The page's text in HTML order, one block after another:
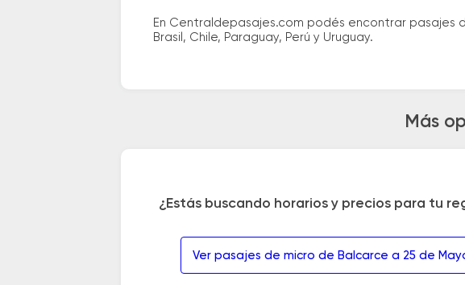
En Centraldepasajes.com podés encontrar pasajes
Brasil, Chile, Paraguay, Perú y Uruguay.
Más
¿Estás buscando horarios y precios para tu
Ver pasajes de micro de Balcarce a 25 de